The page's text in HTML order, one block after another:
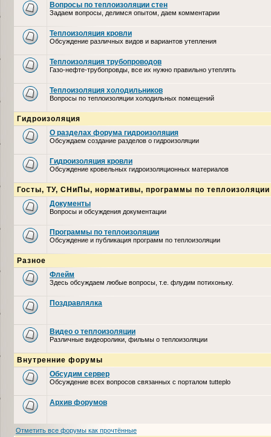
Вопросы по теплоизоляции стен
Задаем вопросы, делимся опытом, даем комментарии
Теплоизоляция кровли
Обсуждение различных видов и вариантов утепления
Теплоизоляция трубопроводов
Газо-нефте-трубопровды, все их нужно правильно утеплять
Теплоизоляция холодильников
Вопросы по теплоизоляции холодильных помещений
Гидроизоляция
О разделах форума гидроизоляция
Обсуждаем создание разделов о гидроизоляции
Гидроизоляция кровли
Обсуждение кровельных гидроизоляционных материалов
Госты, ТУ, СНиПы, нормативы, программы по теплоизоляции
Документы
Вопросы и обсуждения документации
Программы по теплоизоляции
Обсуждение и публикация программ по теплоизоляции
Разное
Флейм
Здесь обсуждаем любые вопросы, т.е. флудим потихоньку.
Поздравлялка
Видео о теплоизоляции
Различные видеоролики, фильмы о теплоизоляции
Внутренние форумы
Обсудим сервер
Обсуждение всех вопросов связанных с порталом tutteplo
Архив форумов
Отметить все форумы как прочтённые